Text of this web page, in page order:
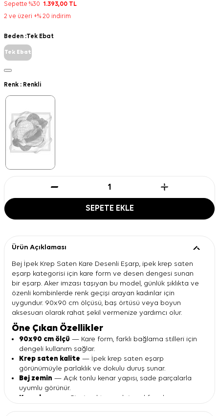
Sepette %30 1.393,00 TL
2 ve üzeri +% 20 indirim
Beden :Tek Ebat
Tek Ebat
Renk : Renkli
SEPETE EKLE
Ürün Açıklaması
Bej İpek Krep Saten Kare Desenli Eşarp, ipek krep saten
eşarp kategorisi için kare form ve desen dengesi sunan
bir eşarp. Aker imzası taşıyan bu model, günlük şıklıkta ve
özenli kombinlerde renk geçişi arayan kadınlar için
uygundur. 90x90 cm ölçüsü, baş örtüsü veya boyun
aksesuarı olarak rahat şekil vermenize yardımcı olur.
Öne Çıkan Özellikler
90x90 cm ölçü — Kare form, farklı bağlama stilleri için
dengeli kullanım sağlar.
Krep saten kalite — İpek krep saten eşarp
görünümüyle parlaklık ve dokulu duruş sunar.
Bej zemin — Açık tonlu kenar yapısı, sade parçalarla
uyumlu görünür.
Kare desen
— Çizgi, nokta ve dairesel formlar